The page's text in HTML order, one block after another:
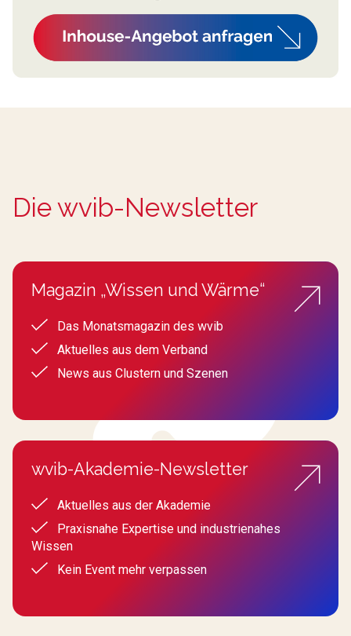
Die wvib-Newsletter
Magazin „Wissen und Wärme“
Das Monatsmagazin des wvib
Aktuelles aus dem Verband
News aus Clustern und Szenen
wvib-Akademie-Newsletter
Aktuelles aus der Akademie
Praxisnahe Expertise und industrienahes
Wissen
Kein Event mehr verpassen